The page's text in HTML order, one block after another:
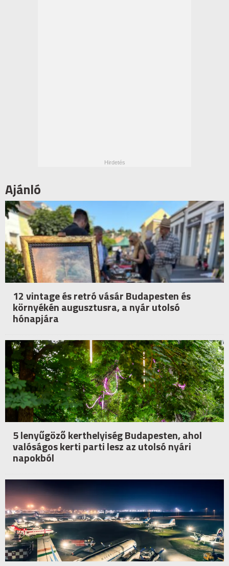
Ajánló
12 vintage és retró vásár Budapesten és
környékén augusztusra, a nyár utolsó
hónapjára
5 lenyűgöző kerthelyiség Budapesten, ahol
valóságos kerti parti lesz az utolsó nyári
napokból